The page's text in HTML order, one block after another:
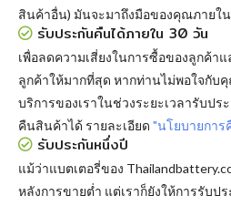
สินค้าอื่น) มันจะมาถึงมือของคุณภายใ
รับประกันคืนได้ภายใน 30 วัน
เพื่อลดความเสี่ยงในการซื้อของลูกค้า
ลูกค้าให้มากที่สุด หากท่านไม่พอใจกับ
บริการของเราในช่วงระยะเวลารับป
คืนสินค้าได้ รายละเอียด "นโยบายการ
รับประกันหนึ่งปี
แม้ว่าแบตเตอรี่ของ
หลังการขายต่ำ แต่เราก็ยังให้การรับปร